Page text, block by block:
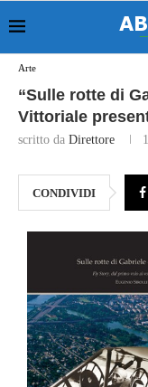
Arte
“Sulle rotte di
Vittoriale
scritto da Direttore
CONDIVIDI